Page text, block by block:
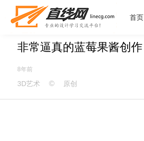
首页
非常逼真的蓝莓果酱创作
8年前
3D艺术 © 原创